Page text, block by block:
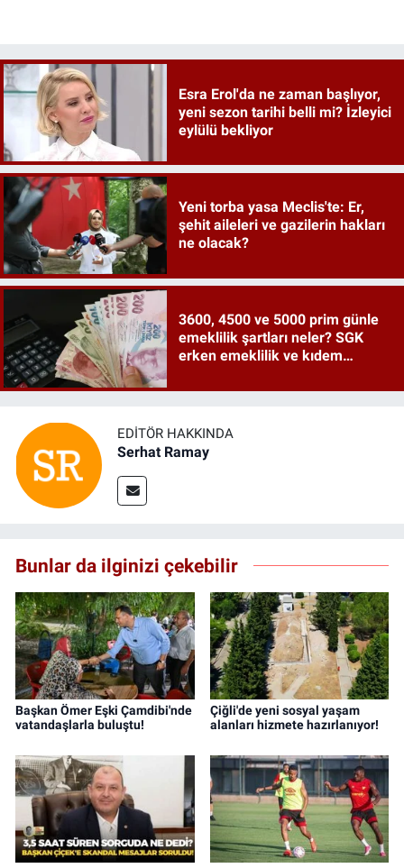
Esra Erol'da ne zaman başlıyor,
yeni sezon tarihi belli mi? İzleyici
eylülü bekliyor
Yeni torba yasa Meclis'te: Er,
şehit aileleri ve gazilerin hakları
ne olacak?
3600, 4500 ve 5000 prim günle
emeklilik şartları neler? SGK
erken emeklilik ve kıdem
EDITÖR HAKKINDA
Serhat Ramay
Bunlar da ilginizi çekebilir
Başkan Ömer Eşki Çamdibi'nde
vatandaşlarla buluştu!
Çiğli'de yeni sosyal yaşam
alanları hizmete hazırlanıyor!